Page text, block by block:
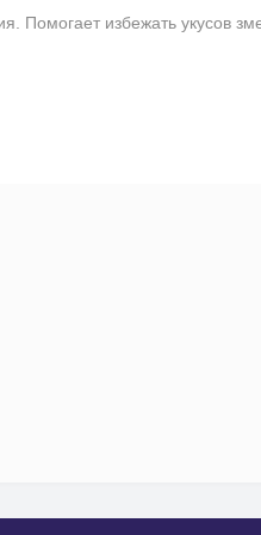
избежать укусов